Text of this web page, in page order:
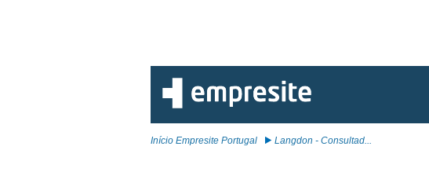
Início Empresite Portugal Langdon - Consultad...